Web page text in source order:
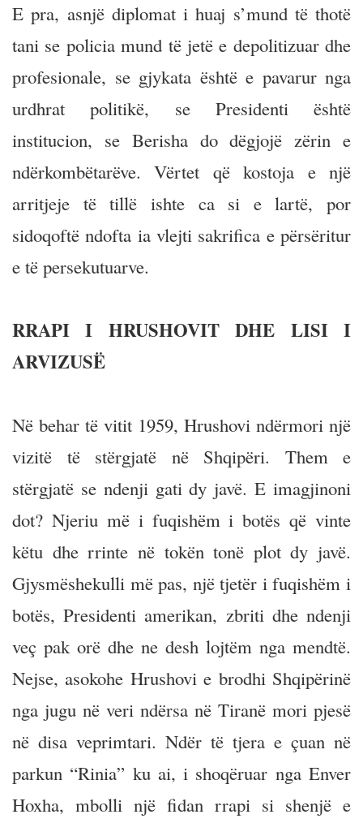
E pra, asnjë diplomat i huaj s’mund të thotë
tani se policia mund të jetë e depolitizuar dhe
profesionale, se gjykata është e pavarur nga
urdhrat politikë, se Presidenti është
institucion, se Berisha do dëgjojë zërin e
ndërkombëtarëve. Vërtet që kostoja e një
arritjeje të tillë ishte ca si e lartë, por
sidoqoftë ndofta ia vlejti sakrifica e përsëritur
e të persekutuarve.
RRAPI I HRUSHOVIT DHE LISI I
ARVIZUSË
Në behar të vitit 1959, Hrushovi ndërmori një
vizitë të stërgjatë në Shqipëri. Them e
stërgjatë se ndenji gati dy javë. E imagjinoni
dot? Njeriu më i fuqishëm i botës që vinte
këtu dhe rrinte në tokën tonë plot dy javë.
Gjysmëshekulli më pas, një tjetër i fuqishëm i
botës, Presidenti amerikan, zbriti dhe ndenji
veç pak orë dhe ne desh lojtëm nga mendtë.
Nejse, asokohe Hrushovi e brodhi Shqipërinë
nga jugu në veri ndërsa në Tiranë mori pjesë
në disa veprimtari. Ndër të tjera e çuan në
parkun “Rinia” ku ai, i shoqëruar nga Enver
Hoxha, mbolli një fidan rrapi si shenjë e